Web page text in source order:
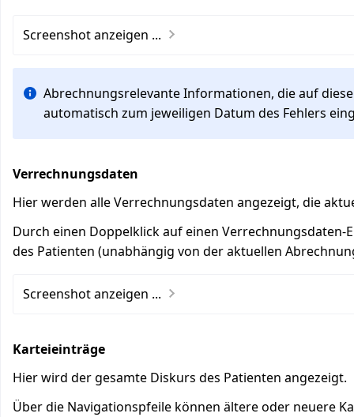
Screenshot anzeigen ...
Abrechnungsrelevante Informationen, die auf
automatisch zum jeweiligen Datum des Fehlers
Verrechnungsdaten
Hier werden alle Verrechnungsdaten angezeigt, die
Durch einen Doppelklick auf einen
des Patienten (unabhängig von der aktuellen
Screenshot anzeigen ...
Karteieinträge
Hier wird der gesamte Diskurs des Patienten angezeigt.
Über die Navigationspfeile können ältere oder neuere